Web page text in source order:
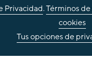
Privacidad.Términos
cookies
Tus opciones de